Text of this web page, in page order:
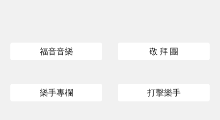
福音音樂 敬 拜 團
樂手專欄 打擊樂手